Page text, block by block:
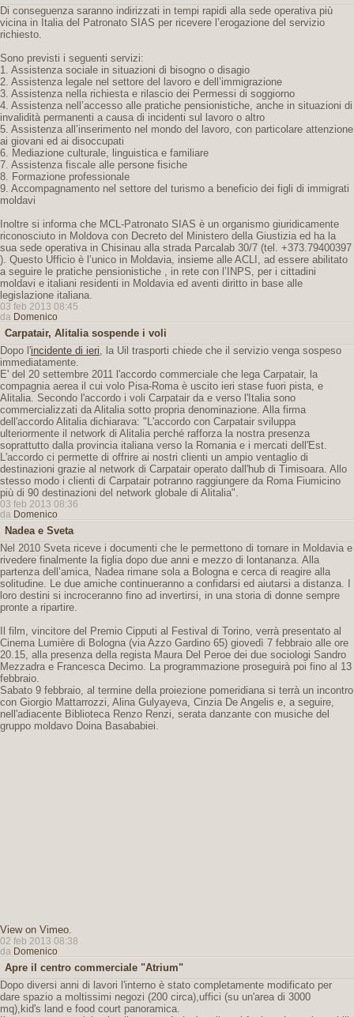
Di conseguenza saranno indirizzati in tempi rapidi alla sede operativa più
vicina in Italia del Patronato SIAS per ricevere l’erogazione del servizio
richiesto.
Sono previsti i seguenti servizi:
1. Assistenza sociale in situazioni di bisogno o disagio
2. Assistenza legale nel settore del lavoro e dell’immigrazione
3. Assistenza nella richiesta e rilascio dei Permessi di soggiorno
4. Assistenza nell’accesso alle pratiche pensionistiche, anche in situazioni di
invalidità permanenti a causa di incidenti sul lavoro o altro
5. Assistenza all’inserimento nel mondo del lavoro, con particolare attenzione
ai giovani ed ai disoccupati
6. Mediazione culturale, linguistica e familiare
7. Assistenza fiscale alle persone fisiche
8. Formazione professionale
9. Accompagnamento nel settore del turismo a beneficio dei figli di immigrati
moldavi
Inoltre si informa che MCL-Patronato SIAS è un organismo giuridicamente
riconosciuto in Moldova con Decreto del Ministero della Giustizia ed ha la
sua sede operativa in Chisinau alla strada Parcalab 30/7 (tel. +373.79400397
). Questo Ufficio è l’unico in Moldavia, insieme alle ACLI, ad essere abilitato
a seguire le pratiche pensionistiche , in rete con l’INPS, per i cittadini
moldavi e italiani residenti in Moldavia ed aventi diritto in base alle
legislazione italiana.
03 feb 2013 08:45
da Domenico
Carpatair, Alitalia sospende i voli
Dopo l'incidente di ieri, la Uil trasporti chiede che il servizio venga sospeso
immediatamente.
E' del 20 settembre 2011 l'accordo commerciale che lega Carpatair, la
compagnia aerea il cui volo Pisa-Roma è uscito ieri stase fuori pista, e
Alitalia. Secondo l'accordo i voli Carpatair da e verso l'Italia sono
commercializzati da Alitalia sotto propria denominazione. Alla firma
dell'accordo Alitalia dichiarava: "L'accordo con Carpatair sviluppa
ulteriormente il network di Alitalia perché rafforza la nostra presenza
soprattutto dalla provincia italiana verso la Romania e i mercati dell'Est.
L'accordo ci permette di offrire ai nostri clienti un ampio ventaglio di
destinazioni grazie al network di Carpatair operato dall'hub di Timisoara. Allo
stesso modo i clienti di Carpatair potranno raggiungere da Roma Fiumicino
più di 90 destinazioni del network globale di Alitalia".
03 feb 2013 08:36
da Domenico
Nadea e Sveta
Nel 2010 Sveta riceve i documenti che le permettono di tornare in Moldavia e
rivedere finalmente la figlia dopo due anni e mezzo di lontananza. Alla
partenza dell’amica, Nadea rimane sola a Bologna e cerca di reagire alla
solitudine. Le due amiche continueranno a confidarsi ed aiutarsi a distanza. I
loro destini si incroceranno fino ad invertirsi, in una storia di donne sempre
pronte a ripartire.
Il film, vincitore del Premio Cipputi al Festival di Torino, verrà presentato al
Cinema Lumière di Bologna (via Azzo Gardino 65) giovedì 7 febbraio alle ore
20.15, alla presenza della regista Maura Del Peroe dei due sociologi Sandro
Mezzadra e Francesca Decimo. La programmazione proseguirà poi fino al 13
febbraio.
Sabato 9 febbraio, al termine della proiezione pomeridiana si terrà un incontro
con Giorgio Mattarrozzi, Alina Gulyayeva, Cinzia De Angelis e, a seguire,
nell'adiacente Biblioteca Renzo Renzi, serata danzante con musiche del
gruppo moldavo Doina Basababiei.
View on Vimeo.
02 feb 2013 08:38
da Domenico
Apre il centro commerciale "Atrium"
Dopo diversi anni di lavori l'interno è stato completamente modificato per
dare spazio a moltissimi negozi (200 circa),uffici (su un'area di 3000
mq),kid's land e food court panoramica.